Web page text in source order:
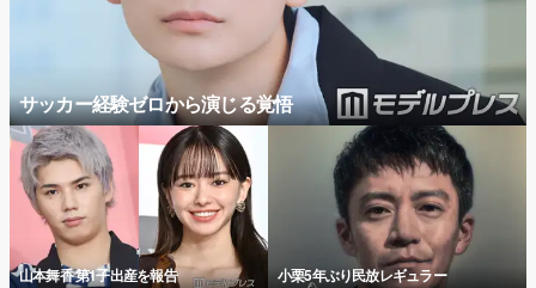
サッカー経験ゼロから演じる覚悟
山本舞香 第1子出産を報告 小栗5年ぶり民放レギュラー